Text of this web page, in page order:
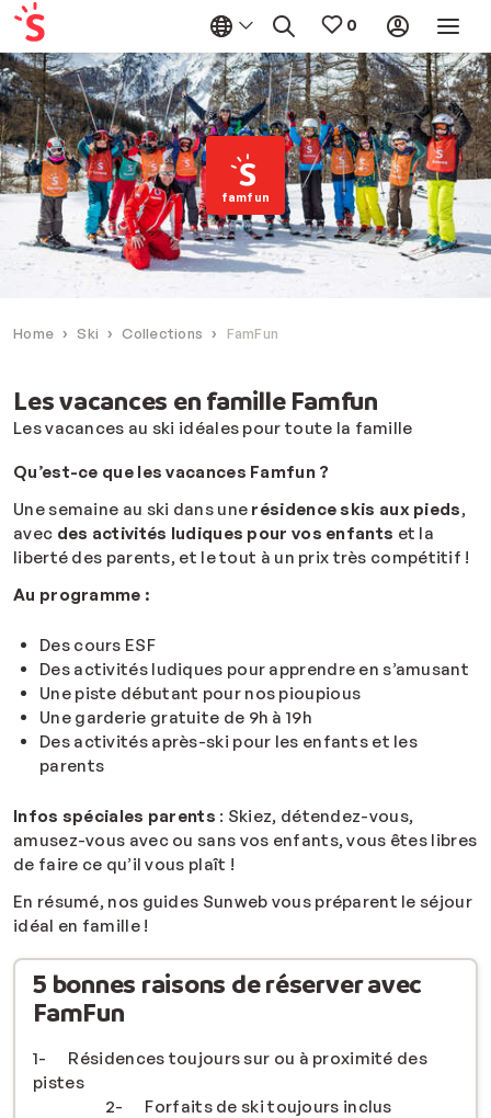
famfun
Home Ski Collections FamFun
Les vacances en famille Famfun
Les vacances au ski idéales pour toute la famille
Qu’est-ce que les vacances Famfun ?
Une semaine au ski dans une résidence skis aux pieds,
avec des activités ludiques pour vos enfants et la
liberté des parents, et le tout à un prix très compétitif !
Au programme :
Des cours ESF
Des activités ludiques pour apprendre en s’amusant
Une piste débutant pour nos pioupious
Une garderie gratuite de 9h à 19h
Des activités après-ski pour les enfants et les
parents
Infos spéciales parents : Skiez, détendez-vous,
amusez-vous avec ou sans vos enfants, vous êtes libres
de faire ce qu’il vous plaît !
En résumé, nos guides Sunweb vous préparent le séjour
idéal en famille !
5 bonnes raisons de réserver avec
FamFun
1- Résidences toujours sur ou à proximité des
pistes
2- Forfaits de ski toujours inclus